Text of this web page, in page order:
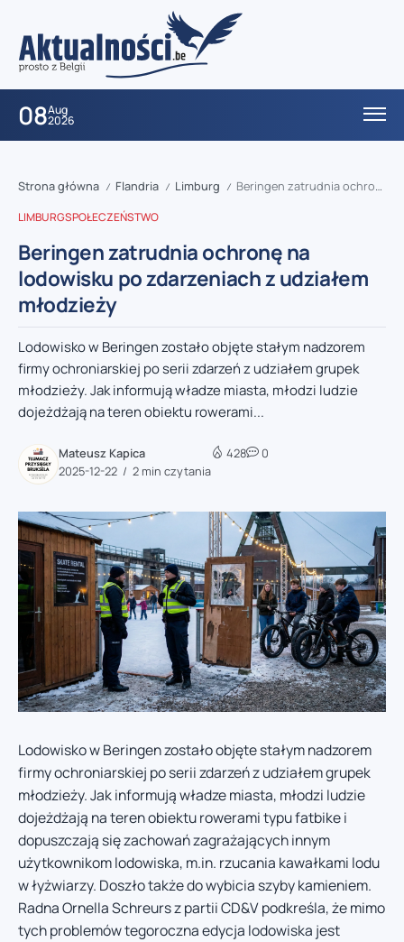
08Aug
2026
Strona główna / Flandria / Limburg / Beringen zatrudnia ochronę na lodowisku po zdarzeniach z udziałem młodzieży
LIMBURGSPOŁECZEŃSTWO
Beringen zatrudnia ochronę na
lodowisku po zdarzeniach z udziałem
młodzieży
Lodowisko w Beringen zostało objęte stałym nadzorem
firmy ochroniarskiej po serii zdarzeń z udziałem grupek
młodzieży. Jak informują władze miasta, młodzi ludzie
dojeżdżają na teren obiektu rowerami...
Mateusz Kapica
2025-12-22
2 min czytania
428 0
Lodowisko w Beringen zostało objęte stałym nadzorem
firmy ochroniarskiej po serii zdarzeń z udziałem grupek
młodzieży. Jak informują władze miasta, młodzi ludzie
dojeżdżają na teren obiektu rowerami typu fatbike i
dopuszczają się zachowań zagrażających innym
użytkownikom lodowiska, m.in. rzucania kawałkami lodu
w łyżwiarzy. Doszło także do wybicia szyby kamieniem.
Radna Ornella Schreurs z partii CD&V podkreśla, że mimo
tych problemów tegoroczna edycja lodowiska jest